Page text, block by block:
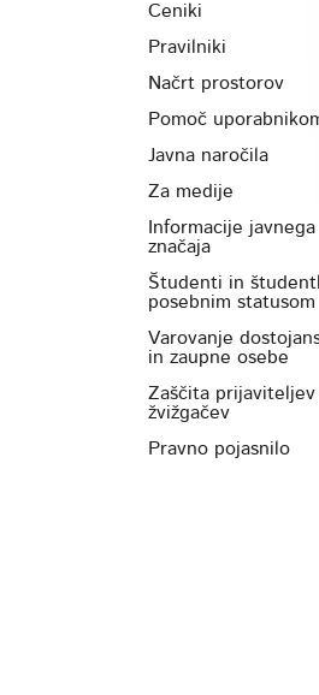
Ceniki
Pravilniki
Načrt prostorov
Pomoč
Javna naročila
Za medije
Informacije javnega
značaja
Študenti in
posebnim statusom
Varovanje
in zaupne osebe
Zaščita prijaviteljev
žvižgačev
Pravno pojasnilo